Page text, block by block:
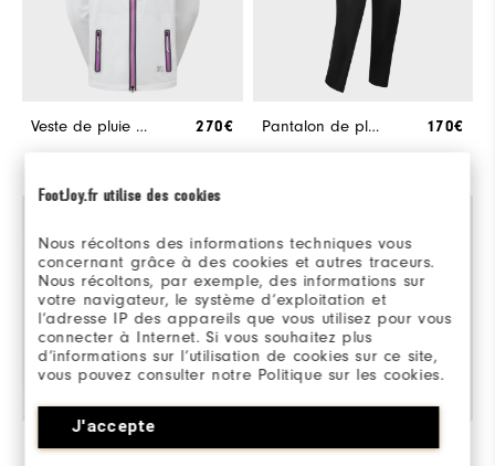
FootJoy.fr utilise des cookies
Nous récoltons des informations techniques vous
concernant grâce à des cookies et autres traceurs.
Nous récoltons, par exemple, des informations sur
votre navigateur, le système d’exploitation et
l’adresse IP des appareils que vous utilisez pour vous
connecter à Internet. Si vous souhaitez plus
d’informations sur l’utilisation de cookies sur ce site,
vous pouvez consulter notre Politique sur les cookies.
J'accepte
Veste de pluie HydroKnit Femme 270€ Pantalon de pluie HydroLite X Femme 170€
Paire RainGrip Femmes 36€ Bonnet à pompon Femme 30€